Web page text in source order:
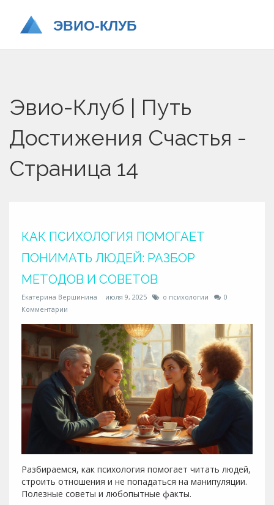
Эвио-Клуб | Путь
Достижения Счастья -
Страница 14
КАК ПСИХОЛОГИЯ ПОМОГАЕТ
ПОНИМАТЬ ЛЮДЕЙ: РАЗБОР
МЕТОДОВ И СОВЕТОВ
Екатерина Вершинина июля 9, 2025 о психологии
0
Комментарии
Разбираемся, как психология помогает читать людей,
строить отношения и не попадаться на манипуляции.
Полезные советы и любопытные факты.